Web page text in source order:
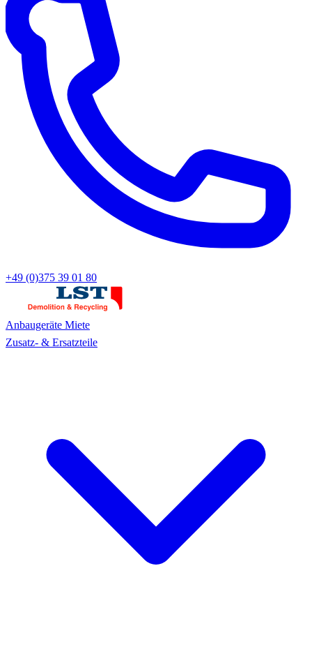
+49 (0)375 39 01 80
Anbaugeräte Miete
Zusatz- & Ersatzteile